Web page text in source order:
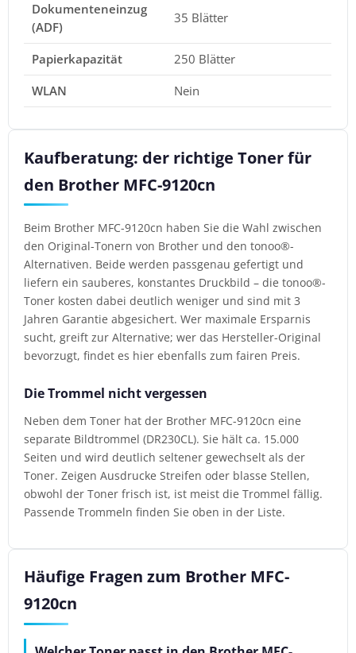
Dokumenteneinzug
(ADF)
35 Blätter
Papierkapazität
250 Blätter
WLAN
Nein
Kaufberatung: der richtige Toner für
den Brother MFC-9120cn
Beim Brother MFC-9120cn haben Sie die Wahl zwischen
den Original-Tonern von Brother und den tonoo®-
Alternativen. Beide werden passgenau gefertigt und
liefern ein sauberes, konstantes Druckbild – die tonoo®-
Toner kosten dabei deutlich weniger und sind mit 3
Jahren Garantie abgesichert. Wer maximale Ersparnis
sucht, greift zur Alternative; wer das Hersteller-Original
bevorzugt, findet es hier ebenfalls zum fairen Preis.
Die Trommel nicht vergessen
Neben dem Toner hat der Brother MFC-9120cn eine
separate Bildtrommel (DR230CL). Sie hält ca. 15.000
Seiten und wird deutlich seltener gewechselt als der
Toner. Zeigen Ausdrucke Streifen oder blasse Stellen,
obwohl der Toner frisch ist, ist meist die Trommel fällig.
Passende Trommeln finden Sie oben in der Liste.
Häufige Fragen zum Brother MFC-
9120cn